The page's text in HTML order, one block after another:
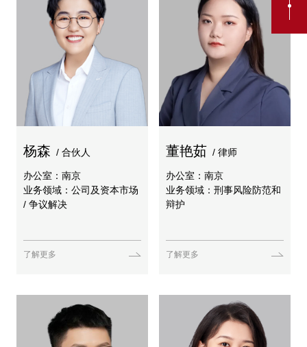
杨森 / 合伙人
办公室：南京
业务领域：公司及资本市场
/ 争议解决
了解更多
董艳茹 / 律师
办公室：南京
业务领域：刑事风险防范和
辩护
了解更多